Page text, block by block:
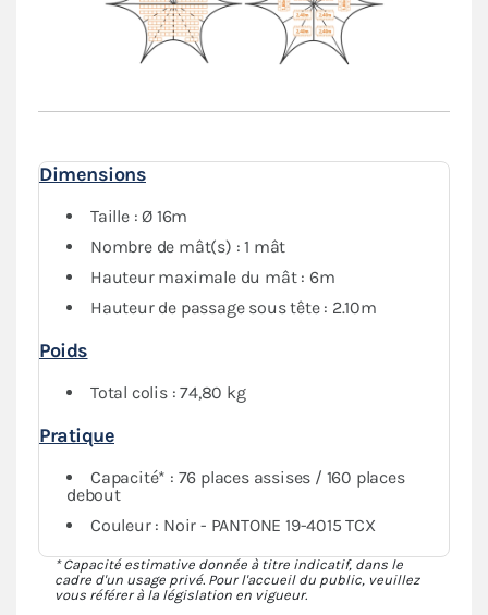
Dimensions
Taille : Ø 16m
Nombre de mât(s) : 1 mât
Hauteur maximale du mât : 6m
Hauteur de passage sous tête : 2.10m
Poids
Total colis : 74,80 kg
Pratique
Capacité* : 76 places assises / 160 places
debout
Couleur : Noir - PANTONE 19-4015 TCX
* Capacité estimative donnée à titre indicatif, dans le
cadre d'un usage privé. Pour l'accueil du public, veuillez
vous référer à la législation en vigueur.